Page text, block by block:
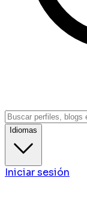
Idiomas
Iniciar sesión